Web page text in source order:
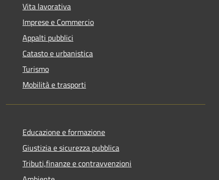
Vita lavorativa
Imprese e Commercio
Appalti pubblici
Catasto e urbanistica
Turismo
Mobilità e trasporti
Educazione e formazione
Giustizia e sicurezza pubblica
Tributi,finanze e contravvenzioni